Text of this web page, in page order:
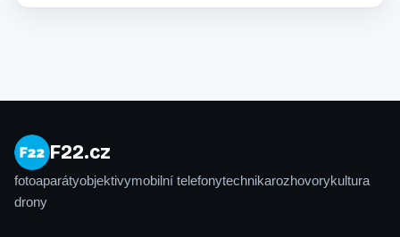
F22.cz
fotoaparátyobjektivymobilní telefonytechnikarozhovorykultura
drony